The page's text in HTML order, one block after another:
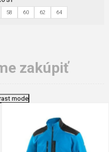
58 60 62 64
zakúpiť
mode